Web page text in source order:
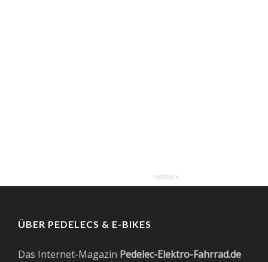
ÜBER PEDELECS & E-BIKES
Das Internet-Magazin Pedelec-Elektro-Fahrrad.de